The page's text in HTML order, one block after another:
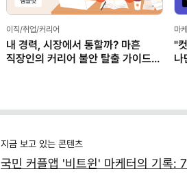
말 잘하는 똑똑한 직장
AI로 '구두 사고력' 훈
지금 보고 있는 콘텐츠
국민 커플앱 '비트윈' 마케터의 기록: